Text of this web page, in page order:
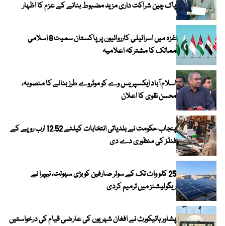
پاک چین شراکت داری مزید مضبوط بنانے کے عزم کا اظہار
غزہ میں اسرائیلی کارروائیوں پر پاکستان سمیت 8 اسلامی
ممالک کا مشترکہ اعلامیہ
اسلام آباد ایکسپریس وے کو موٹروے طرز بنانے کا منصوبہ،
محسن نقوی کا اعلان
پنجاب حکومت نے بلدیاتی انتخابات کیلئے 12.52 ارب روپے کے
فنڈز کی منظوری دے دی
25 کلو واٹ تک کے سولر صارفین کو بڑی سہولت، نیپرا نے
ریگولیشنز میں ترمیم کردی
پشاور ہائیکورٹ نے افغان شہریوں کی عارضی قیام کی درخواستیں